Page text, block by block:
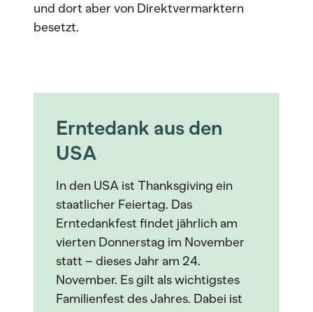
und dort aber von Direktvermarktern
besetzt.
Erntedank aus den
USA
In den USA ist Thanksgiving ein
staatlicher Feiertag. Das
Erntedankfest findet jährlich am
vierten Donnerstag im November
statt – dieses Jahr am 24.
November. Es gilt als wichtigstes
Familienfest des Jahres. Dabei ist